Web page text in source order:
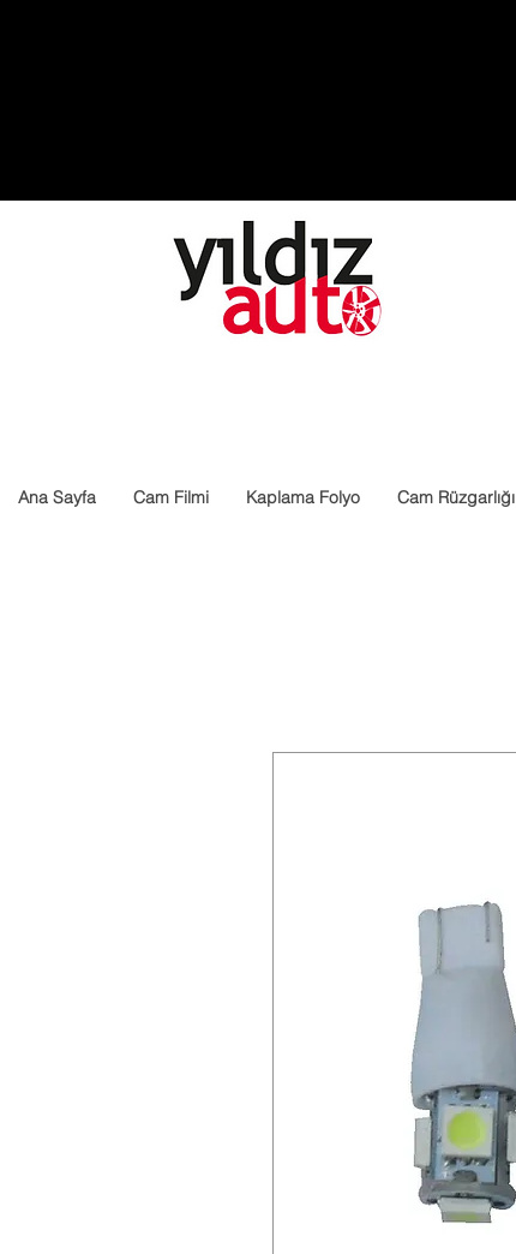
Ana Sayfa Cam Filmi Kaplama Folyo Cam Rüzgarlığı